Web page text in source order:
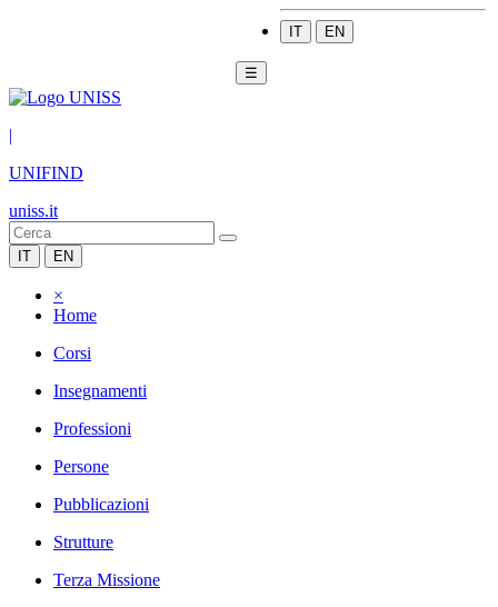
IT EN
☰
|
UNIFIND
uniss.it
IT EN
×
Home
Corsi
Insegnamenti
Professioni
Persone
Pubblicazioni
Strutture
Terza Missione